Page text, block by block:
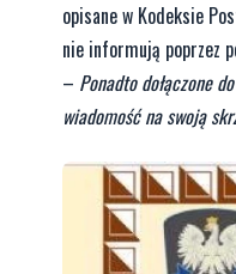
opisane w Kodeksie
nie informują poprzez
– Ponadto dołączone
wiadomość na swoją